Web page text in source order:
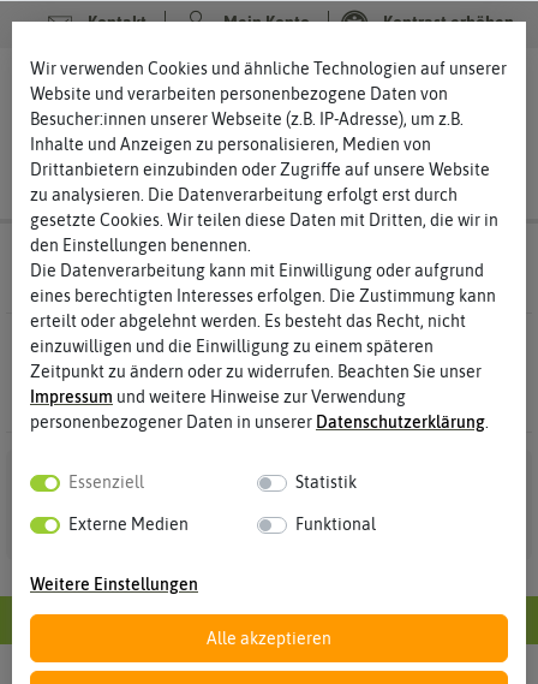
Kontakt Mein Konto Kontrast erhöhen
0 0
SaatgutGemüsesamen Selleriesamen
0 ErgebnisseGefunden in Selleriesamen
Filter
Alle Informationen im Überblick
Wir verwenden Cookies und ähnliche Technologien auf unserer
Website und verarbeiten personenbezogene Daten von
Besucher:innen unserer Webseite (z.B. IP-Adresse), um z.B.
Inhalte und Anzeigen zu personalisieren, Medien von
Drittanbietern einzubinden oder Zugriffe auf unsere Website
zu analysieren. Die Datenverarbeitung erfolgt erst durch
gesetzte Cookies. Wir teilen diese Daten mit Dritten, die wir in
den Einstellungen benennen.
Die Datenverarbeitung kann mit Einwilligung oder aufgrund
eines berechtigten Interesses erfolgen. Die Zustimmung kann
erteilt oder abgelehnt werden. Es besteht das Recht, nicht
einzuwilligen und die Einwilligung zu einem späteren
Zeitpunkt zu ändern oder zu widerrufen. Beachten Sie unser
Impressum und weitere Hinweise zur Verwendung
personenbezogener Daten in unserer Daten­schutz­erklärung
Essenziell Statistik
Externe Medien Funktional
Weitere Einstellungen
Alle akzeptieren